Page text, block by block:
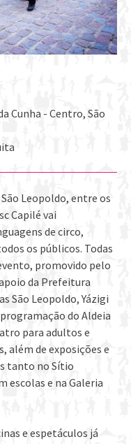
Cunha - Centro, São
Leopoldo, entre os
Capilé vai
de circo,
os públicos. Todas
promovido pelo
da Prefeitura
São Leopoldo, Yázigi
do Aldeia
para adultos e
além de exposições e
tanto no Sítio
escolas e na Galeria
e espetáculos já